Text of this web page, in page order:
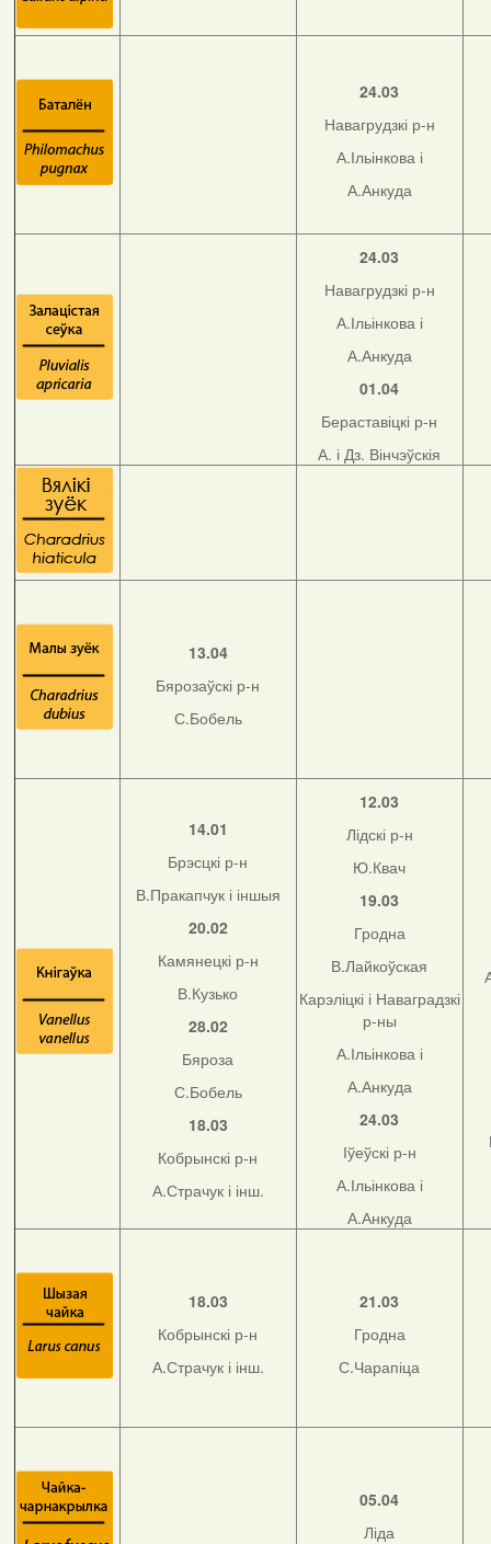
24.03
Навагрудзкі р-н
А.Ільінкова і
А.Анкуда
24.03
Навагрудзкі р-н
А.Ільінкова і
А.Анкуда
01.04
Бераставіцкі р-н
А. і Дз. Вінчэўскія
13.04
Бярозаўскі р-н
С.Бобель
14.01
Брэсцкі р-н
В.Пракапчук і іншыя
20.02
Камянецкі р-н
В.Кузько
28.02
Бяроза
С.Бобель
18.03
Кобрынскі р-н
А.Страчук і інш.
12.03
Лідскі р-н
Ю.Квач
19.03
Гродна
В.Лайкоўская
Карэліцкі і Наваградзкі
р-ны
А.Ільінкова і
А.Анкуда
24.03
Іўеўскі р-н
А.Ільінкова і
А.Анкуда
18.03
Кобрынскі р-н
А.Страчук і інш.
21.03
Гродна
С.Чарапіца
05.04
Ліда